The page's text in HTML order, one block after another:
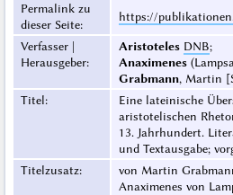
Permalink zu
dieser Seite:
https://
Verfasser |
Herausgeber:
Aristoteles DNB;
Anaximenes
Grabmann, Martin
Titel:
Eine lateinische
aristotelischen
13. Jahrhundert.
und Textausgabe;
Titelzusatz:
von Martin
Anaximenes von